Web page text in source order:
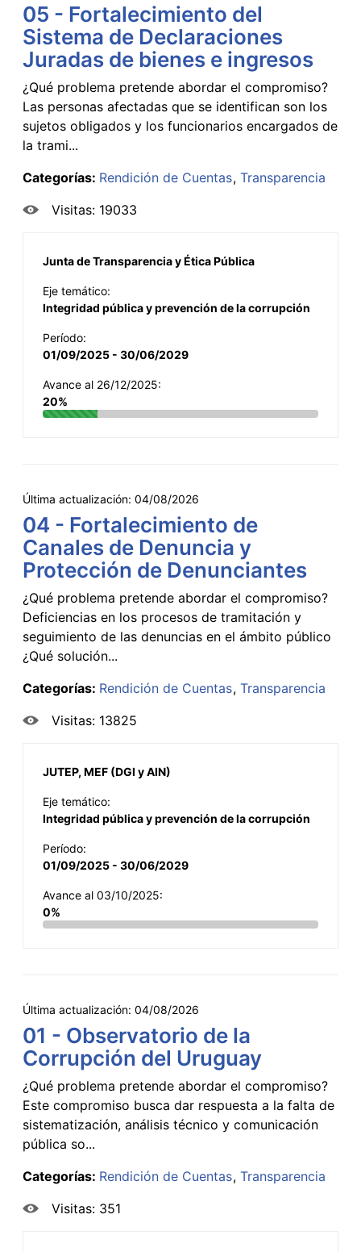
05 - Fortalecimiento del
Sistema de Declaraciones
Juradas de bienes e ingresos
¿Qué problema pretende abordar el compromiso?
Las personas afectadas que se identifican son los
sujetos obligados y los funcionarios encargados de
la trami...
Categorías: Rendición de Cuentas Transparencia
Visitas: 19033
Junta de Transparencia y Ética Pública
Eje temático:
Integridad pública y prevención de la corrupción
Período:
01/09/2025 - 30/06/2029
Avance al 26/12/2025:
20%
Última actualización: 04/08/2026
04 - Fortalecimiento de
Canales de Denuncia y
Protección de Denunciantes
¿Qué problema pretende abordar el compromiso?
Deficiencias en los procesos de tramitación y
seguimiento de las denuncias en el ámbito público
¿Qué solución...
Categorías: Rendición de Cuentas Transparencia
Visitas: 13825
JUTEP, MEF (DGI y AIN)
Eje temático:
Integridad pública y prevención de la corrupción
Período:
01/09/2025 - 30/06/2029
Avance al 03/10/2025:
0%
Última actualización: 04/08/2026
01 - Observatorio de la
Corrupción del Uruguay
¿Qué problema pretende abordar el compromiso?
Este compromiso busca dar respuesta a la falta de
sistematización, análisis técnico y comunicación
pública so...
Categorías: Rendición de Cuentas Transparencia
Visitas: 351